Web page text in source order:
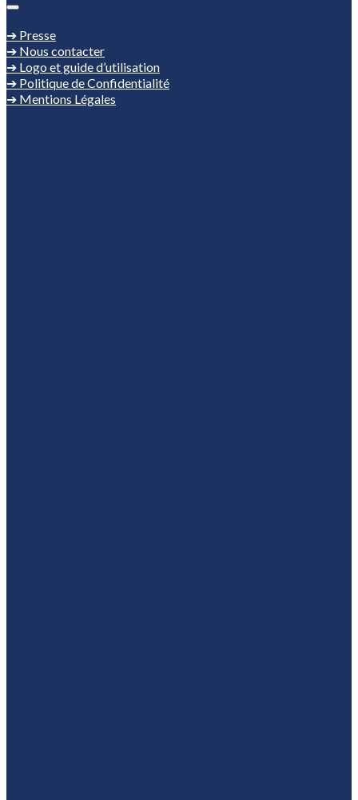
➔ Presse
➔ Nous contacter
➔ Logo et guide d’utilisation
➔ Politique de Confidentialité
➔ Mentions Légales